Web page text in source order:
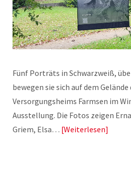
Fünf Porträts in Schwarzweiß,
bewegen sie sich auf dem
Versorgungsheims Farmsen im
Ausstellung. Die Fotos zeigen
Griem, Elsa… Weiterlesen